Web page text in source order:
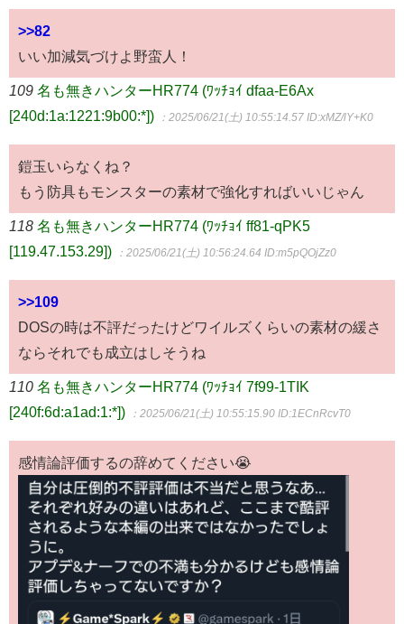
>>82
いい加減気づけよ野蛮人！
109 名も無きハンターHR774 (ﾜｯﾁｮｲ dfaa-E6Ax
[240d:1a:1221:9b00:*])
：2025/06/21(土) 10:55:14.57 ID:xMZ/lY+K0
鎧玉いらなくね？
もう防具もモンスターの素材で強化すればいいじゃん
118 名も無きハンターHR774 (ﾜｯﾁｮｲ ff81-qPK5
[119.47.153.29])
：2025/06/21(土) 10:56:24.64 ID:m5pQOjZz0
>>109
DOSの時は不評だったけどワイルズくらいの素材の緩さ
ならそれでも成立はしそうね
110 名も無きハンターHR774 (ﾜｯﾁｮｲ 7f99-1TIK
[240f:6d:a1ad:1:*])
：2025/06/21(土) 10:55:15.90 ID:1ECnRcvT0
感情論評価するの辞めてください😭